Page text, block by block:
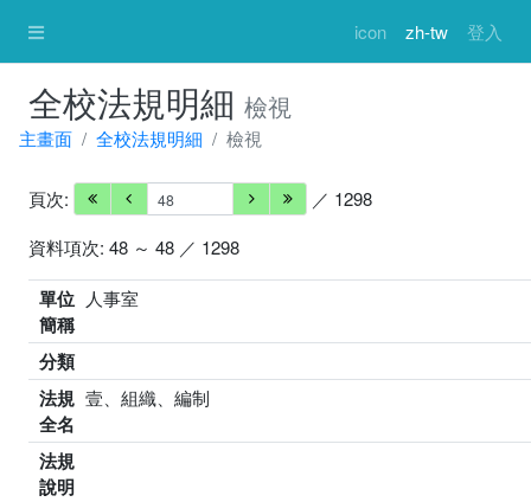
icon zh-tw 登入
全校法規明細 檢視
主畫面 全校法規明細 檢視
頁次:
／ 1298
資料項次: 48 ～ 48 ／ 1298
單位
簡稱
人事室
分類
法規
全名
壹、組織、編制
法規
說明